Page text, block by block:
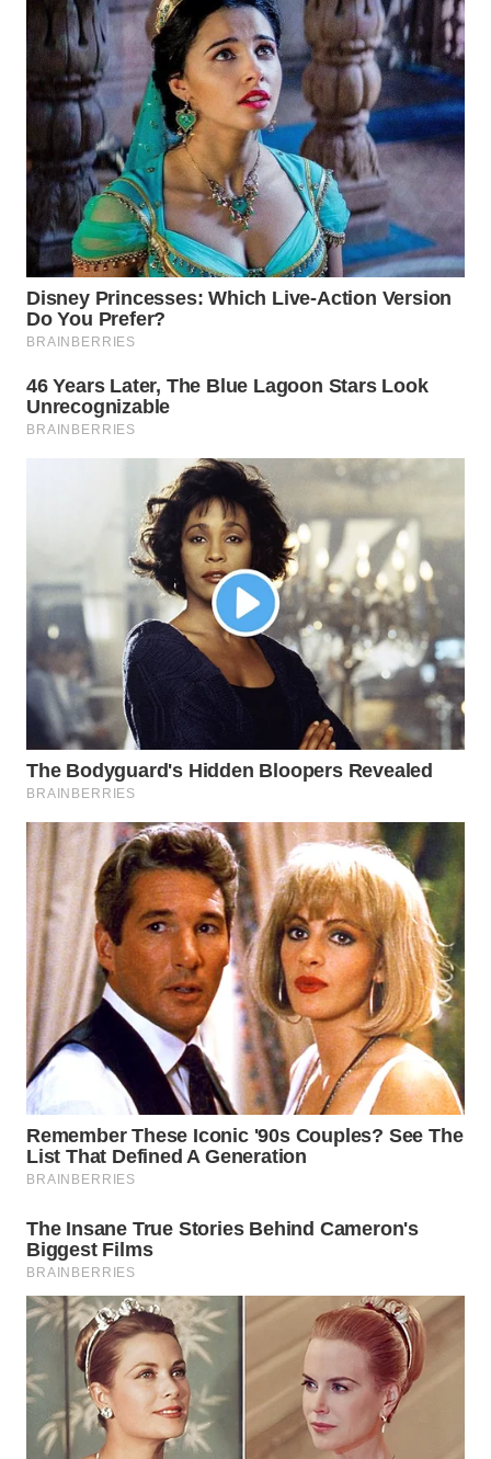
WN
SUMEDANG
WN
CIANJUR
WN
KEPULAUAN
SERIBU
WN
TANGERANG
BINJAI
WN
WN
KUNINGAN
WN
MAJALENGKA
WN
SUBANG
WN
SUKABUMI
WN
PURWAKARTA
WN
PRIANGAN
TIMUR
SEMARANG
WN
BOROBUDUR
WN
MADURA
WN